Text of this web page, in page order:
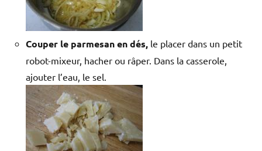
Couper le parmesan en dés, le placer dans un petit
robot-mixeur, hacher ou râper. Dans la casserole,
ajouter l’eau, le sel.